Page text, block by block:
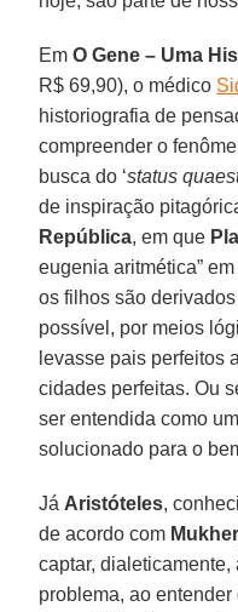
EmO Gene – Uma
R$ 69,90), o médico
historiografia de
compreender o
busca do ‘status
de inspiração
República, em que
eugenia aritmética”
os filhos são
possível, por meios
levasse pais perfeitos
cidades perfeitas. Ou
ser entendida como
solucionado para o
Já Aristóteles,
de acordo com
captar,
problema, ao